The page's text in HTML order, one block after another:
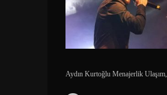
Aydın Kurtoğlu Menajerlik Ulaşım,